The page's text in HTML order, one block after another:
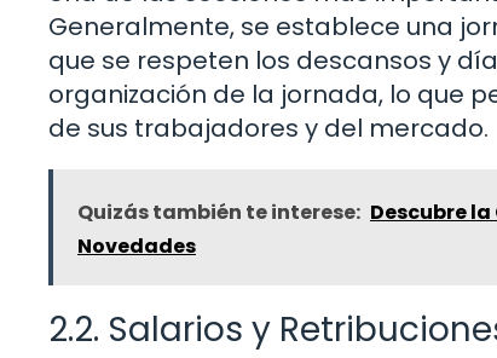
Generalmente, se establece una
que se respeten los descansos y
organización de la jornada, lo que
de sus trabajadores y del mercado.
Quizás también te interese: Descubre
Novedades
2.2. Salarios y